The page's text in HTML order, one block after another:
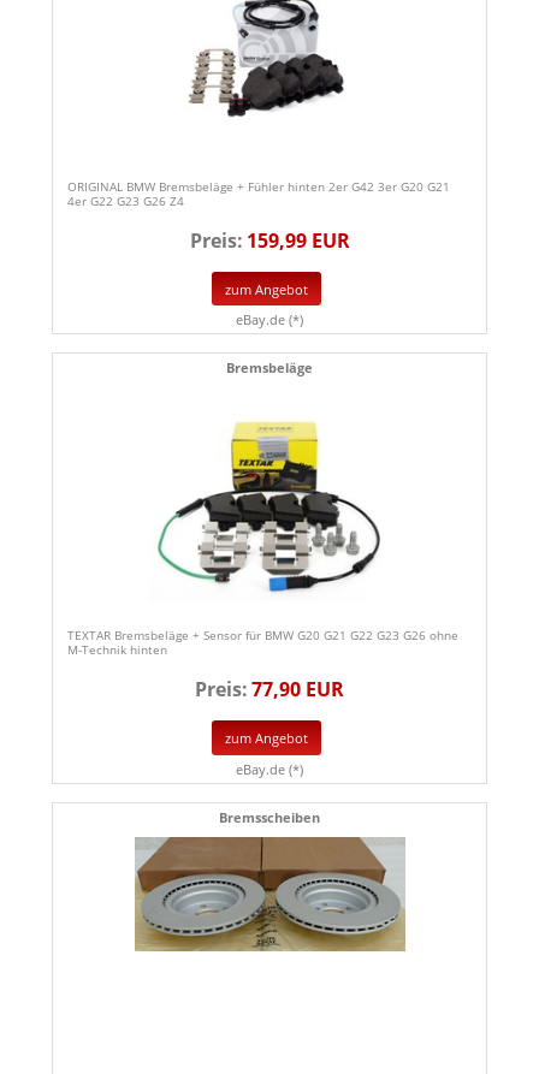
ORIGINAL BMW Bremsbeläge + Fühler hinten 2er G42 3er G20 G21
4er G22 G23 G26 Z4
Preis: 159,99 EUR
zum Angebot
eBay.de (*)
Bremsbeläge
TEXTAR Bremsbeläge + Sensor für BMW G20 G21 G22 G23 G26 ohne
M-Technik hinten
Preis:77,90 EUR
zum Angebot
eBay.de (*)
Bremsscheiben